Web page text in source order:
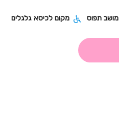
מושב תפוס מקום לכיסא גלגלים